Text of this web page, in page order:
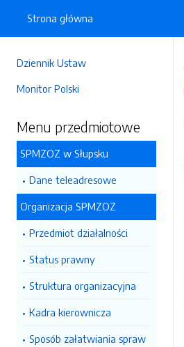
Dziennik Ustaw
Monitor Polski
Menu przedmiotowe
SPMZOZ w Słupsku
Dane teleadresowe
Organizacja SPMZOZ
Przedmiot działalności
Status prawny
Struktura organizacyjna
Kadra kierownicza
Sposób załatwiania spraw
Strona główna